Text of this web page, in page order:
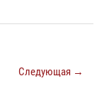
Следующая →